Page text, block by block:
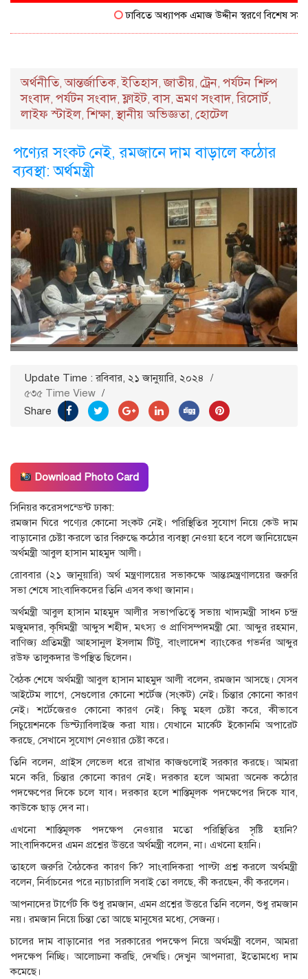
ঢাবিতে অধ্যাপক এমাজ উদ্দীন স্বরণে বিশেষ
অর্থনীতি,আন্তর্জাতিক,ইতিহাস,জাতীয়, ট্রেন, পর্যটন শিল্প
সংবাদ, পর্যটন সংবাদ,ফ্লাইট,বাস,ভ্রমণ সংবাদ,রিসোর্ট,
লাইফ স্টাইল,শিক্ষা,স্থানীয় অভিজ্ঞতা, হোটেল
পণ্যের সংকট নেই, রমজানে দাম বাড়ালে কঠোর
ব্যবস্থা: অর্থমন্ত্রী
Update Time : রবিবার, ২১ জানুয়ারি, ২০২৪
/
৫৩৫ Time View /
Share
Download Photo Card
সিনিয়র করেসপন্ডেন্ট ঢাকা:
রমজান ঘিরে পণ্যের কোনো সংকট নেই। পরিস্থিতির সুযোগ নিয়ে কেউ দাম
বাড়ানোর চেষ্টা করলে তার বিরুদ্ধে কঠোর ব্যবস্থা নেওয়া হবে বলে জানিয়েছেন
অর্থমন্ত্রী আবুল হাসান মাহমুদ আলী।
রোববার (২১ জানুয়ারি) অর্থ মন্ত্রণালয়ের সভাকক্ষে আন্তঃমন্ত্রণালয়ের জরুরি
সভা শেষে সাংবাদিকদের তিনি এসব কথা জানান।
অর্থমন্ত্রী আবুল হাসান মাহমুদ আলীর সভাপতিত্বে সভায় খাদ্যমন্ত্রী সাধন চন্দ্র
মজুমদার, কৃষিমন্ত্রী আব্দুস শহীদ, মৎস্য ও প্রাণিসম্পদমন্ত্রী মো. আব্দুর রহমান,
বাণিজ্য প্রতিমন্ত্রী আহসানুল ইসলাম টিটু, বাংলাদেশ ব্যাংকের গভর্নর আব্দুর
রউফ তালুকদার উপস্থিত ছিলেন।
বৈঠক শেষে অর্থমন্ত্রী আবুল হাসান মাহমুদ আলী বলেন, রমজান আসছে। যেসব
আইটেম লাগে, সেগুলোর কোনো শর্টেজ (সংকট) নেই। চিন্তার কোনো কারণ
নেই। শর্টেজেরও কোনো কারণ নেই। কিছু মহল চেষ্টা করে, কীভাবে
সিচুয়েশনকে ডিস্ট্যাবিলাইজ করা যায়। যেখানে মার্কেট ইকোনমি অপারেট
করছে, সেখানে সুযোগ নেওয়ার চেষ্টা করে।
তিনি বলেন, প্রাইস লেভেল ধরে রাখার কাজগুলোই সরকার করছে। আমরা
মনে করি, চিন্তার কোনো কারণ নেই। দরকার হলে আমরা অনেক কঠোর
পদক্ষেপের দিকে চলে যাব। দরকার হলে শাস্তিমূলক পদক্ষেপের দিকে যাব,
কাউকে ছাড় দেব না।
এখনো শাস্তিমূলক পদক্ষেপ নেওয়ার মতো পরিস্থিতির সৃষ্টি হয়নি?
সাংবাদিকদের এমন প্রশ্নের উত্তরে অর্থমন্ত্রী বলেন, না। এখনো হয়নি।
তাহলে জরুরি বৈঠকের কারণ কি? সাংবাদিকরা পাল্টা প্রশ্ন করলে অর্থমন্ত্রী
বলেন, নির্বাচনের পরে ন্যাচারালি সবাই তো বলছে, কী করছেন, কী করলেন।
আপনাদের টার্গেট কি শুধু রমজান, এমন প্রশ্নের উত্তরে তিনি বলেন, শুধু রমজান
নয়। রমজান নিয়ে চিন্তা তো আছে মানুষের মধ্যে, সেজন্য।
চালের দাম বাড়ানোর পর সরকারের পদক্ষেপ নিয়ে অর্থমন্ত্রী বলেন, আমরা
পদক্ষেপ নিচ্ছি। আলোচনা করছি, দেখছি। দেখুন আপনারা, ইতোমধ্যে দাম
কমেছে।